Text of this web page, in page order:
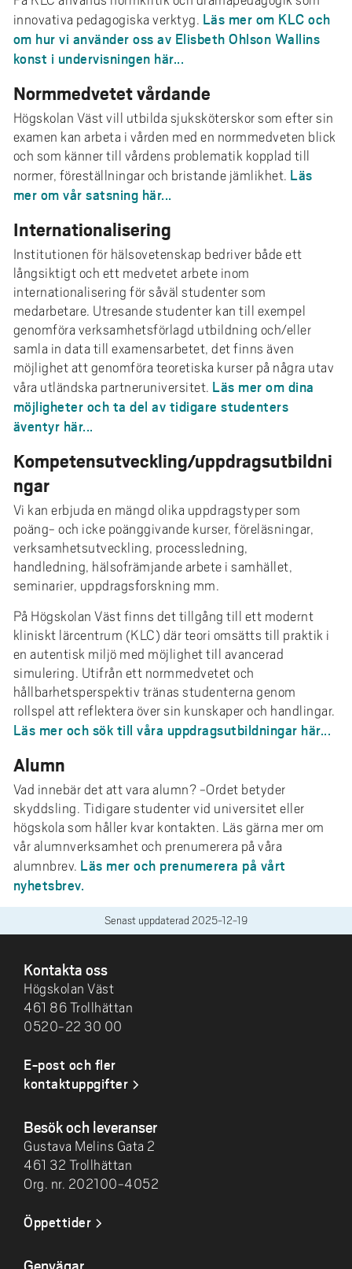
innovativa pedagogiska verktyg. Läs mer om KLC och
om hur vi använder oss av Elisbeth Ohlson Wallins
konst i undervisningen här...
Normmedvetet vårdande
Högskolan Väst vill utbilda sjuksköterskor som efter sin
examen kan arbeta i vården med en normmedveten blick
och som känner till vårdens problematik kopplad till
normer, föreställningar och bristande jämlikhet. Läs
mer om vår satsning här...
Internationalisering
Institutionen för hälsovetenskap bedriver både ett
långsiktigt och ett medvetet arbete inom
internationalisering för såväl studenter som
medarbetare. Utresande studenter kan till exempel
genomföra verksamhetsförlagd utbildning och/eller
samla in data till examensarbetet, det finns även
möjlighet att genomföra teoretiska kurser på några utav
våra utländska partneruniversitet. Läs mer om dina
möjligheter och ta del av tidigare studenters
äventyr här...
Kompetensutveckling/uppdragsutbildni
ngar
Vi kan erbjuda en mängd olika uppdragstyper som
poäng- och icke poänggivande kurser, föreläsningar,
verksamhetsutveckling, processledning,
handledning, hälsofrämjande arbete i samhället,
seminarier, uppdragsforskning mm.
På Högskolan Väst finns det tillgång till ett modernt
kliniskt lärcentrum (KLC) där teori omsätts till praktik i
en autentisk miljö med möjlighet till avancerad
simulering. Utifrån ett normmedvetet och
hållbarhetsperspektiv tränas studenterna genom
rollspel att reflektera över sin kunskaper och handlingar.
Läs mer och sök till våra uppdragsutbildningar här...
Alumn
Vad innebär det att vara alumn? -Ordet betyder
skyddsling. Tidigare studenter vid universitet eller
högskola som håller kvar kontakten. Läs gärna mer om
vår alumnverksamhet och prenumerera på våra
alumnbrev. Läs mer och prenumerera på vårt
nyhetsbrev.
Senast uppdaterad 2025-12-19
Kontakta oss
Högskolan Väst
461 86 Trollhättan
0520-22 30 00
E-post och fler
kontaktuppgifter
Besök och leveranser
Gustava Melins Gata 2
461 32 Trollhättan
Org. nr. 202100-4052
Öppettider